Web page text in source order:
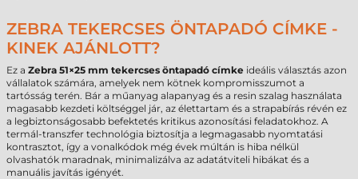
ZEBRA TEKERCSES ÖNTAPADÓ CÍMKE -
KINEK AJÁNLOTT?
Ez a Zebra 51×25 mm tekercses öntapadó címke ideális választás azon
vállalatok számára, amelyek nem kötnek kompromisszumot a
tartósság terén. Bár a műanyag alapanyag és a resin szalag használata
magasabb kezdeti költséggel jár, az élettartam és a strapabírás révén ez
a legbiztonságosabb befektetés kritikus azonosítási feladatokhoz. A
termál-transzfer technológia biztosítja a legmagasabb nyomtatási
kontrasztot, így a vonalkódok még évek múltán is hiba nélkül
olvashatók maradnak, minimalizálva az adatátviteli hibákat és a
manuális javítás igényét.